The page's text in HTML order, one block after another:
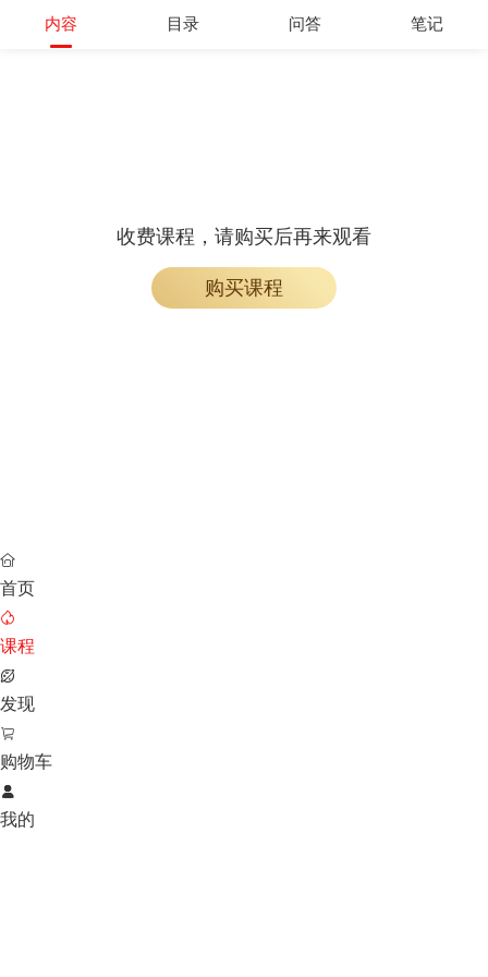
内容 目录 问答 笔记
收费课程，请购买后再来观看
购买课程

首页

课程

发现

购物车

我的